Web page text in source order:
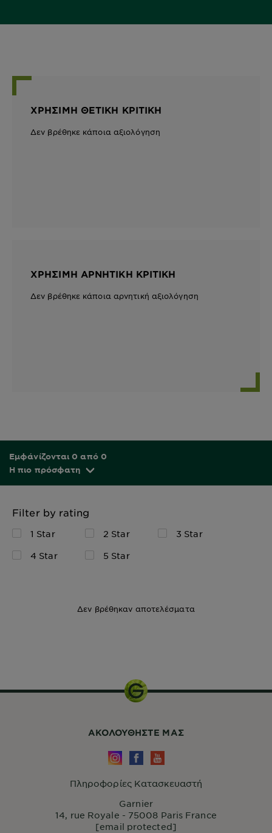
ΧΡΉΣΙΜΗ ΘΕΤΙΚΉ ΚΡΙΤΙΚΉ
Δεν βρέθηκε κάποια αξιολόγηση
ΧΡΉΣΙΜΗ ΑΡΝΗΤΙΚΉ ΚΡΙΤΙΚΉ
Δεν βρέθηκε κάποια αρνητική αξιολόγηση
Εμφάνίζονται 0 από 0
Η πιο πρόσφατη
Filter by rating
1 Star 2 Star
3 Star
4 Star
5 Star
Δεν βρέθηκαν αποτελέσματα
ΑΚΟΛΟΥΘHΣΤΕ ΜΑΣ
Πληροφορίες Κατασκευαστή
Garnier
14, rue Royale - 75008 Paris France
[email protected]